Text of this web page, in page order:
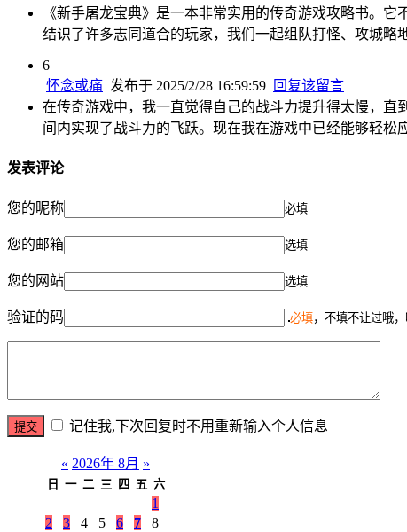
《新手屠龙宝典》是一本非常实用的传奇游戏攻略书。
结识了许多志同道合的玩家，我们一起组队打怪、攻城略
6
怀念或痛 发布于 2025/2/28 16:59:59 回复该留言
在传奇游戏中，我一直觉得自己的战斗力提升得太慢，
间内实现了战斗力的飞跃。现在我在游戏中已经能够轻松
发表评论
您的昵称 必填
您的邮箱 选填
您的网站 选填
验证的码 必填，不填不让过哦，
记住我,下次回复时不用重新输入个人信息
« 2026年 8月 »
日 一 二 三 四 五 六
1
2
3 4 5 6 7
8